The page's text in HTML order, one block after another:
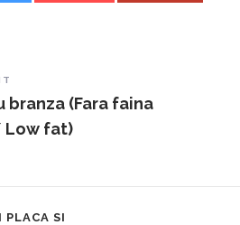
branza (Fara faina
fat)
PLACA SI